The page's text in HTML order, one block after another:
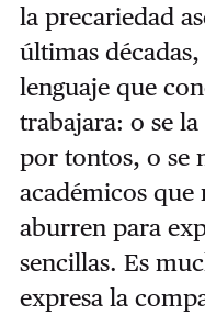
la precariedad
últimas
lenguaje que
trabajara: o se
por tontos, o se
académicos que
aburren para
sencillas. Es
expresa la